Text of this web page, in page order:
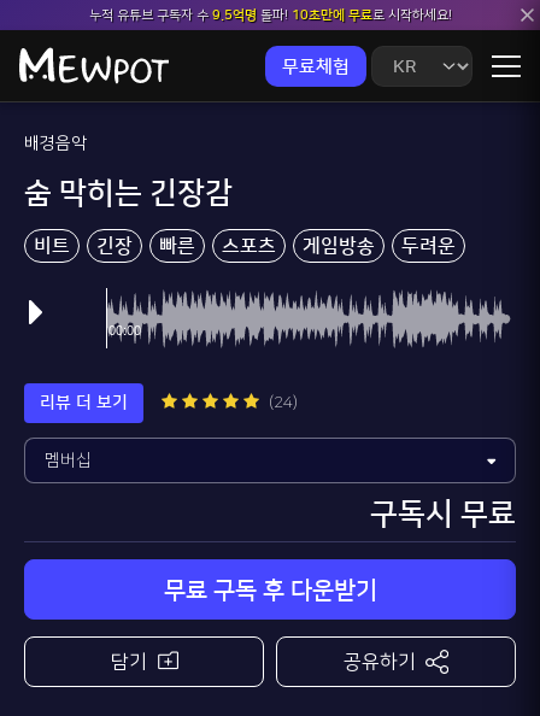
누적 유튜브 구독자 수9.5억명돌파! 10초만에 무료로 시작하세요!
무료체험
배경음악
숨 막히는 긴장감
비트 긴장 빠른 스포츠 게임방송 두려운
리뷰 더 보기 (24)
구독시 무료
무료 구독 후 다운받기
담기 공유하기